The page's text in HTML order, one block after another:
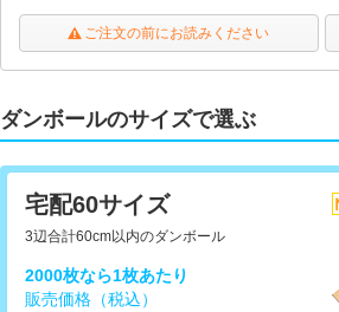
ご注文の前にお読みください
ダンボールのサイズで選ぶ
宅配60サイズ
3辺合計60cm以内のダンボール
2000枚なら1枚あたり
販売価格（税込）